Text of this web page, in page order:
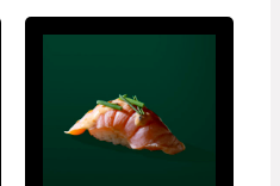
produkto
Flamed
sake